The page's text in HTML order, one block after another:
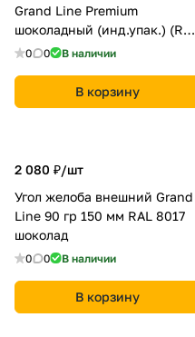
Grand Line Premium
шоколадный (инд.упак.) (RAL
8017)
0 0 В наличии
В корзину
2 080 ₽/шт
Угол желоба внешний Grand
Line 90 гр 150 мм RAL 8017
шоколад
0 0 В наличии
В корзину